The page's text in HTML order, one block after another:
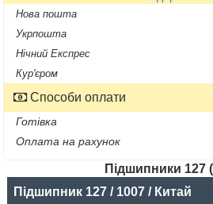
Нова пошта
Укрпошта
Нічний Експрес
Кур'єром
Способи оплати
Готівка
Оплата на рахунок
Підшипники 127
Назва
Підшипник 127 / 1007 / Китай